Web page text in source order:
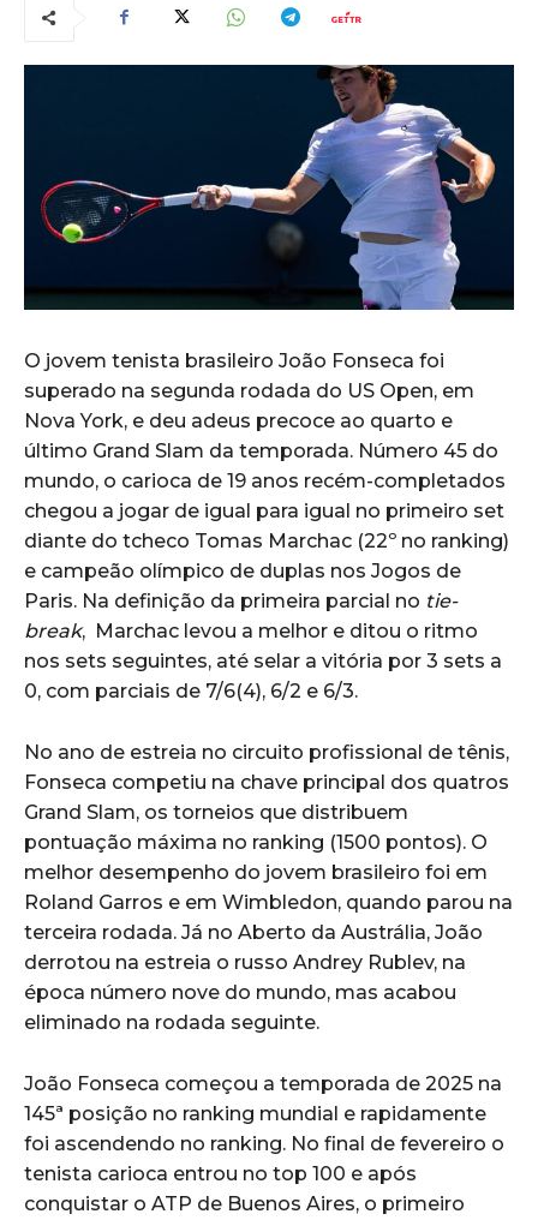
O jovem tenista brasileiro João Fonseca foi
superado na segunda rodada do US Open, em
Nova York, e deu adeus precoce ao quarto e
último Grand Slam da temporada. Número 45 do
mundo, o carioca de 19 anos recém-completados
chegou a jogar de igual para igual no primeiro set
diante do tcheco Tomas Marchac (22º no ranking)
e campeão olímpico de duplas nos Jogos de
Paris. Na definição da primeira parcial no tie-
break, Marchac levou a melhor e ditou o ritmo
nos sets seguintes, até selar a vitória por 3 sets a
0, com parciais de 7/6(4), 6/2 e 6/3.
No ano de estreia no circuito profissional de tênis,
Fonseca competiu na chave principal dos quatros
Grand Slam, os torneios que distribuem
pontuação máxima no ranking (1500 pontos). O
melhor desempenho do jovem brasileiro foi em
Roland Garros e em Wimbledon, quando parou na
terceira rodada. Já no Aberto da Austrália, João
derrotou na estreia o russo Andrey Rublev, na
época número nove do mundo, mas acabou
eliminado na rodada seguinte.
João Fonseca começou a temporada de 2025 na
145ª posição no ranking mundial e rapidamente
foi ascendendo no ranking. No final de fevereiro o
tenista carioca entrou no top 100 e após
conquistar o ATP de Buenos Aires, o primeiro